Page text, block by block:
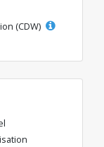
(CDW)